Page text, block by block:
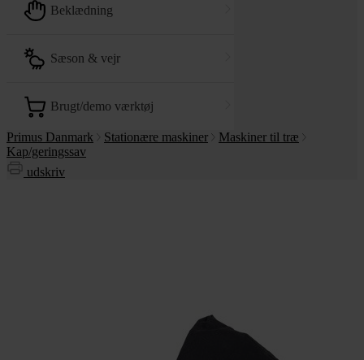
beklædning
sæson & vejr
brugt/demo værktøj
Primus Danmark Stationære maskiner
Maskiner til træ
Kap/geringssav
udskriv